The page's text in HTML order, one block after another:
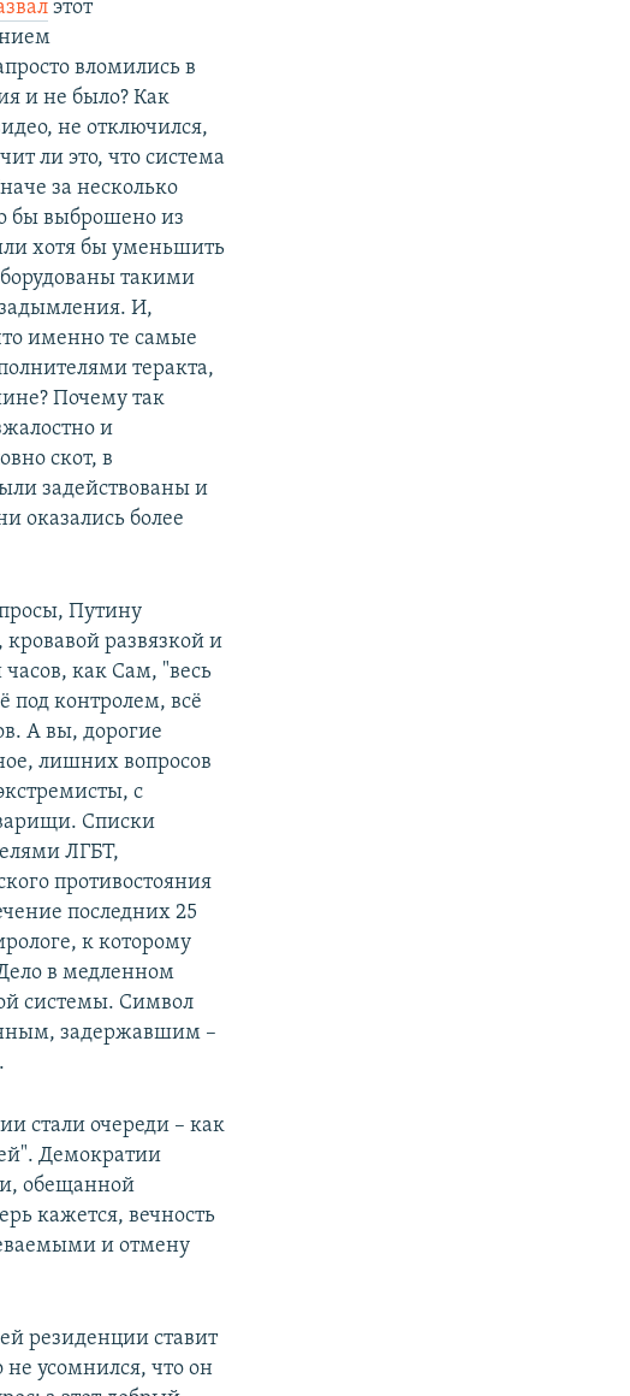
этот
вломились в
и не было? Как
не отключился,
ли это, что система
за несколько
бы выброшено из
хотя бы уменьшить
такими
И,
именно те самые
теракта,
Почему так
и
скот, в
задействованы и
оказались более
Путину
развязкой и
как Сам, "весь
под контролем, всё
А вы, дорогие
лишних вопросов
с
Списки
ЛГБТ,
противостояния
последних 25
к которому
в медленном
системы. Символ
задержавшим –
стали очереди – как
Демократии
обещанной
кажется, вечность
и отмену
резиденции ставит
усомнился, что он